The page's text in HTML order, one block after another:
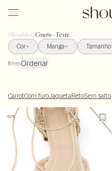
Shoulder/Couro - Teste
Cor
Manga Tamanho
8itensOrdenar
CarrotCom furoJaquetaRetoSem salto
-50%